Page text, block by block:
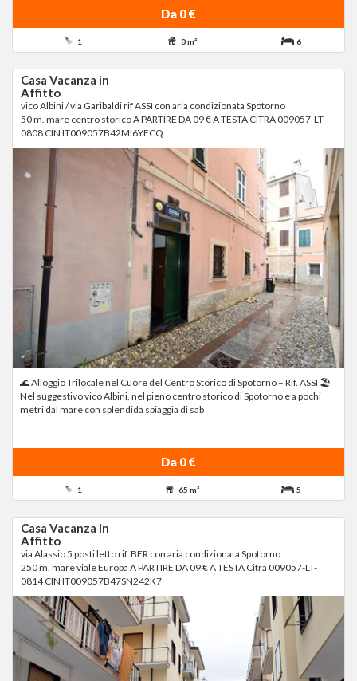
Da 0 €
1 0 m² 6
Casa Vacanza in
Affitto
vico Albini / via Garibaldi rif ASSI con aria condizionata Spotorno
50 m. mare centro storico A PARTIRE DA 09 € A TESTA CITRA 009057-LT-
0808 CIN IT009057B42MI6YFCQ
🌊 Alloggio Trilocale nel Cuore del Centro Storico di Spotorno – Rif. ASSI 🏖
Nel suggestivo vico Albini, nel pieno centro storico di Spotorno e a pochi
metri dal mare con splendida spiaggia di sab
Da 0 €
1 65 m² 5
Casa Vacanza in
Affitto
via Alassio 5 posti letto rif. BER con aria condizionata Spotorno
250 m. mare viale Europa A PARTIRE DA 09 € A TESTA Citra 009057-LT-
0814 CIN IT009057B47SN242K7